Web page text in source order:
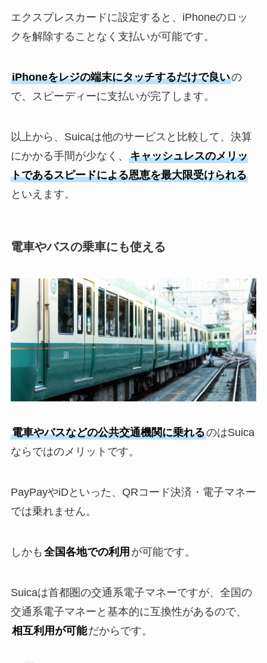
エクスプレスカードに設定すると、iPhoneのロッ
クを解除することなく支払いが可能です。
iPhoneをレジの端末にタッチするだけで良いの
で、スピーディーに支払いが完了します。
以上から、Suicaは他のサービスと比較して、決算
にかかる手間が少なく、 キャッシュレスのメリッ
トであるスピードによる恩恵を最大限受けられる
といえます。
電車やバスの乗車にも使える
電車やバスなどの公共交通機関に乗れるのはSuica
ならではのメリットです。
PayPayやiDといった、QRコード決済・電子マネー
では乗れません。
しかも 全国各地での利用 が可能です。
Suicaは首都圏の交通系電子マネーですが、全国の
交通系電子マネーと基本的に互換性があるので、
相互利用が可能だからです。